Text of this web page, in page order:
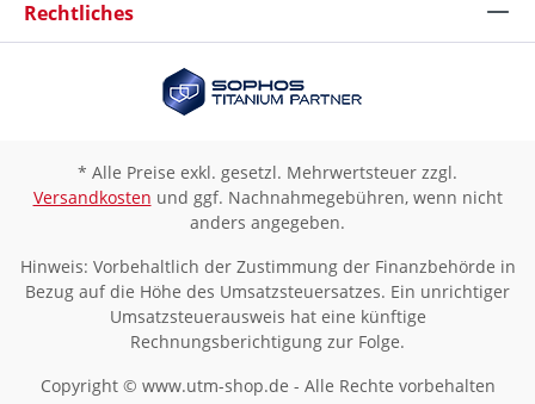
Rechtliches
* Alle Preise exkl. gesetzl. Mehrwertsteuer zzgl.
Versandkosten und ggf. Nachnahmegebühren, wenn nicht
anders angegeben.
Hinweis: Vorbehaltlich der Zustimmung der Finanzbehörde in
Bezug auf die Höhe des Umsatzsteuersatzes. Ein unrichtiger
Umsatzsteuerausweis hat eine künftige
Rechnungsberichtigung zur Folge.
Copyright © www.utm-shop.de - Alle Rechte vorbehalten